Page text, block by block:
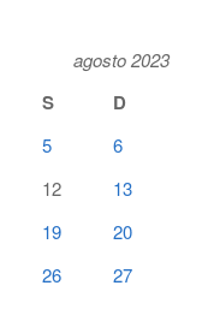
agosto 2023
S D
5
6
12
13
19
20
26
27